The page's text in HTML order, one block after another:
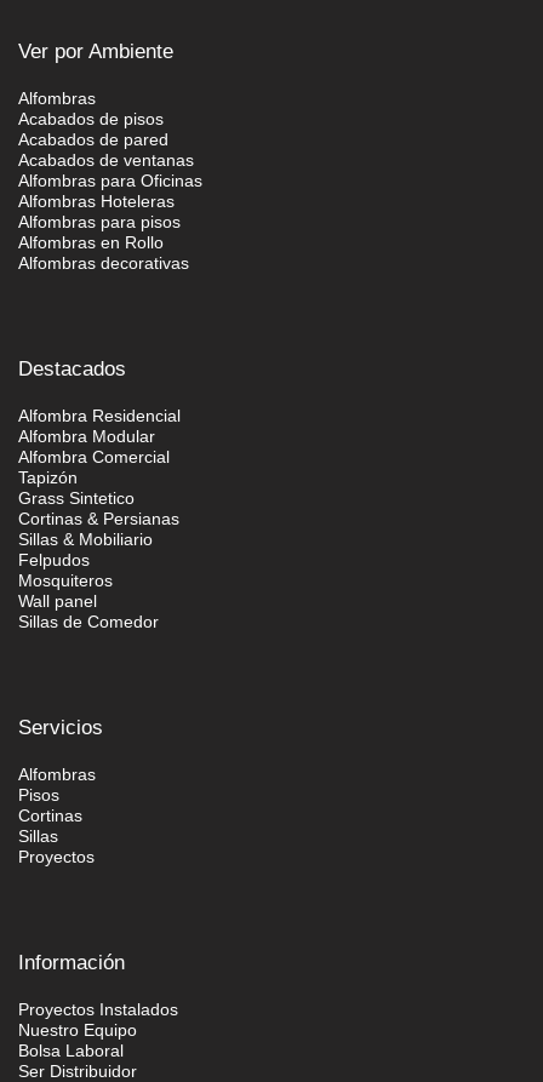
Ver por Ambiente
Alfombras
Acabados de pisos
Acabados de pared
Acabados de ventanas
Alfombras para Oficinas
Alfombras Hoteleras
Alfombras para pisos
Alfombras en Rollo
Alfombras decorativas
Destacados
Alfombra Residencial
Alfombra Modular
Alfombra Comercial
Tapizón
Grass Sintetico
Cortinas & Persianas
Sillas & Mobiliario
Felpudos
Mosquiteros
Wall panel
Sillas de Comedor
Servicios
Alfombras
Pisos
Cortinas
Sillas
Proyectos
Información
Proyectos Instalados
Nuestro Equipo
Bolsa Laboral
Ser Distribuidor